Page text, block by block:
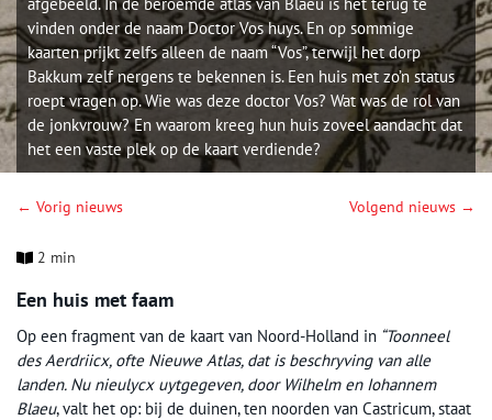
vinden onder de naam Doctor Vos huys. En op sommige
kaarten prijkt zelfs alleen de naam “Vos”, terwijl het dorp
Bakkum zelf nergens te bekennen is. Een huis met zo’n status
roept vragen op. Wie was deze doctor Vos? Wat was de rol van
de jonkvrouw? En waarom kreeg hun huis zoveel aandacht dat
het een vaste plek op de kaart verdiende?
← Vorig nieuws Volgend nieuws →
2 min
Een huis met faam
Op een fragment van de kaart van Noord-Holland in “Toonneel
des Aerdriicx, ofte Nieuwe Atlas, dat is beschryving van alle
landen. Nu nieulycx uytgegeven, door Wilhelm en Iohannem
Blaeu, valt het op: bij de duinen, ten noorden van Castricum, staat